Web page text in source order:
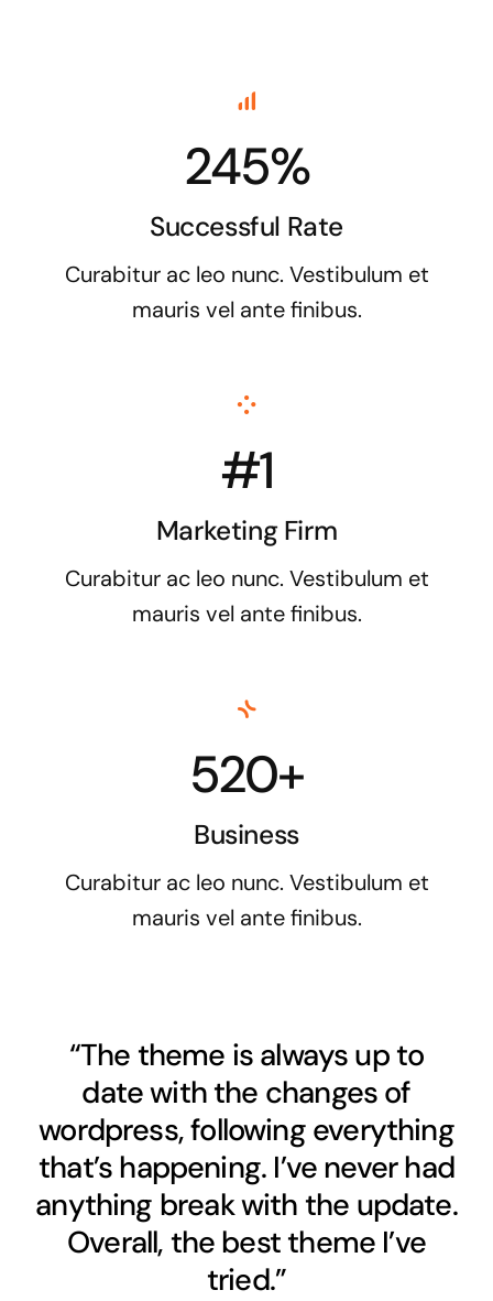
245%
Successful Rate
Curabitur ac leo nunc. Vestibulum et
mauris vel ante finibus.
#1
Marketing Firm
Curabitur ac leo nunc. Vestibulum et
mauris vel ante finibus.
520+
Business
Curabitur ac leo nunc. Vestibulum et
mauris vel ante finibus.
“The theme is always up to
date with the changes of
wordpress, following everything
that’s happening. I’ve never had
anything break with the update.
Overall, the best theme I’ve
tried.”